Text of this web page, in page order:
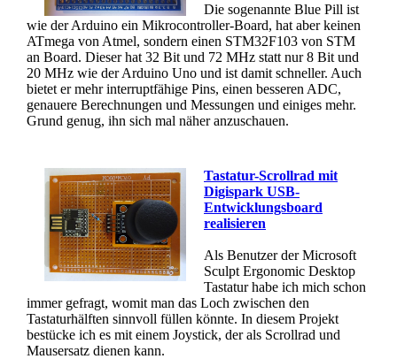
Die sogenannte Blue Pill ist
wie der Arduino ein Mikrocontroller-Board, hat aber keinen
ATmega von Atmel, sondern einen STM32F103 von STM
an Board. Dieser hat 32 Bit und 72 MHz statt nur 8 Bit und
20 MHz wie der Arduino Uno und ist damit schneller. Auch
bietet er mehr interruptfähige Pins, einen besseren ADC,
genauere Berechnungen und Messungen und einiges mehr.
Grund genug, ihn sich mal näher anzuschauen.
Tastatur-Scrollrad mit
Digispark USB-
Entwicklungsboard
realisieren
Als Benutzer der Microsoft
Sculpt Ergonomic Desktop
Tastatur habe ich mich schon
immer gefragt, womit man das Loch zwischen den
Tastaturhälften sinnvoll füllen könnte. In diesem Projekt
bestücke ich es mit einem Joystick, der als Scrollrad und
Mausersatz dienen kann.